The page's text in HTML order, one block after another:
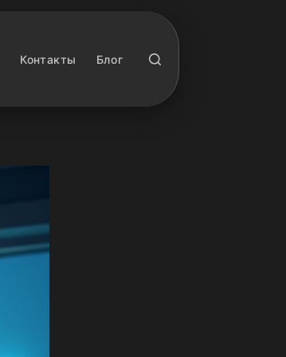
Контакты Блог